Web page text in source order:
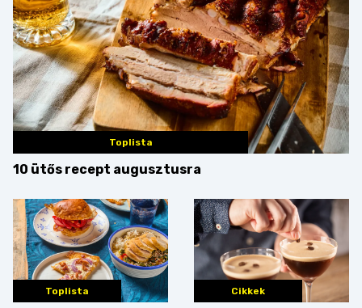
Toplista
10 ütős recept augusztusra
Toplista Cikkek